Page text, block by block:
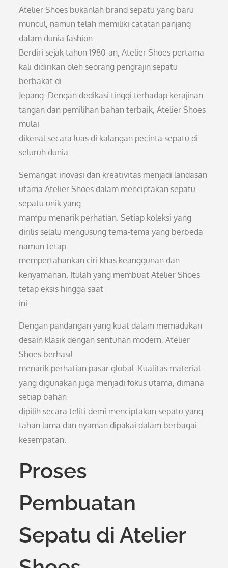
Atelier Shoes bukanlah brand sepatu yang baru
muncul, namun telah memiliki catatan panjang
dalam dunia fashion.
Berdiri sejak tahun 1980-an, Atelier Shoes pertama
kali didirikan oleh seorang pengrajin sepatu
berbakat di
Jepang. Dengan dedikasi tinggi terhadap kerajinan
tangan dan pemilihan bahan terbaik, Atelier Shoes
mulai
dikenal secara luas di kalangan pecinta sepatu di
seluruh dunia.
Semangat inovasi dan kreativitas menjadi landasan
utama Atelier Shoes dalam menciptakan sepatu-
sepatu unik yang
mampu menarik perhatian. Setiap koleksi yang
dirilis selalu mengusung tema-tema yang berbeda
namun tetap
mempertahankan ciri khas keanggunan dan
kenyamanan. Itulah yang membuat Atelier Shoes
tetap eksis hingga saat
ini.
Dengan pandangan yang kuat dalam memadukan
desain klasik dengan sentuhan modern, Atelier
Shoes berhasil
menarik perhatian pasar global. Kualitas material
yang digunakan juga menjadi fokus utama, dimana
setiap bahan
dipilih secara teliti demi menciptakan sepatu yang
tahan lama dan nyaman dipakai dalam berbagai
kesempatan.
Proses
Pembuatan
Sepatu di Atelier